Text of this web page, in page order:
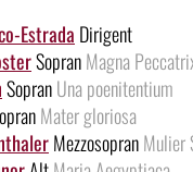
Estrada Dirigent
SopranMagna
SopranUna poenitentium
Mater gloriosa
MezzosopranMulier